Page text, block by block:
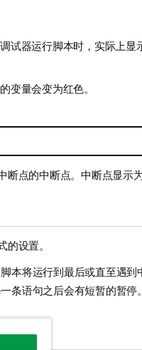
试器运行脚本时，实际上显
变量会变为红色。
点的中断点。中断点显示为
设置。
本将运行到最后或直至遇到
条语句之后会有短暂的暂停